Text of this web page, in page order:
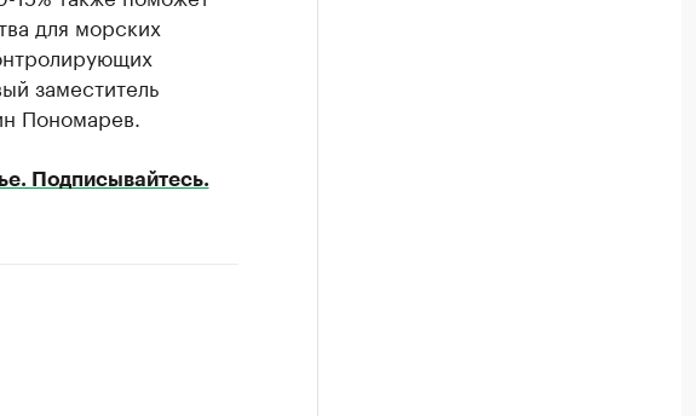
для морских
заместитель
Пономарев.
Подписывайтесь.